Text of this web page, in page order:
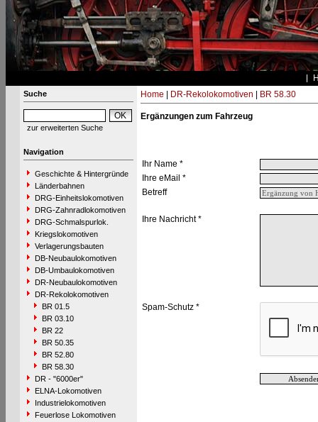
Suche
zur erweiterten Suche
Navigation
Geschichte & Hintergründe
Länderbahnen
DRG-Einheitslokomotiven
DRG-Zahnradlokomotiven
DRG-Schmalspurlok.
Kriegslokomotiven
Verlagerungsbauten
DB-Neubaulokomotiven
DB-Umbaulokomotiven
DR-Neubaulokomotiven
DR-Rekolokomotiven
BR 01.5
BR 03.10
BR 22
BR 50.35
BR 52.80
BR 58.30
DR - "6000er"
ELNA-Lokomotiven
Industrielokomotiven
Feuerlose Lokomotiven
Home DR-Rekolokomotiven BR 58.30
Ergänzungen zum Fahrzeug
Ihr Name *
Ihre eMail *
Betreff
Ihre Nachricht *
Spam-Schutz *